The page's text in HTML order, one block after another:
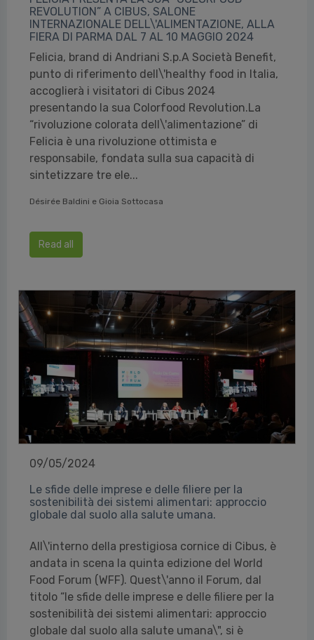
REVOLUTION” A CIBUS, SALONE
INTERNAZIONALE DELL\'ALIMENTAZIONE, ALLA
FIERA DI PARMA DAL 7 AL 10 MAGGIO 2024
Felicia, brand di Andriani S.p.A Società Benefit,
punto di riferimento dell\'healthy food in Italia,
accoglierà i visitatori di Cibus 2024
presentando la sua Colorfood Revolution.La
“rivoluzione colorata dell\'alimentazione” di
Felicia è una rivoluzione ottimista e
responsabile, fondata sulla sua capacità di
sintetizzare tre ele...
Désirée Baldini e Gioia Sottocasa
Read all
09/05/2024
Le sfide delle imprese e delle filiere per la
sostenibilità dei sistemi alimentari: approccio
globale dal suolo alla salute umana.
All\'interno della prestigiosa cornice di Cibus, è
andata in scena la quinta edizione del World
Food Forum (WFF). Quest\'anno il Forum, dal
titolo “le sfide delle imprese e delle filiere per la
sostenibilità dei sistemi alimentari: approccio
globale dal suolo alla salute umana\", si è